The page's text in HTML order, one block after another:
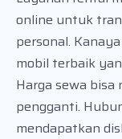
online untuk
personal.
mobil terbaik
Harga sewa bisa
pengganti.
mendapatkan